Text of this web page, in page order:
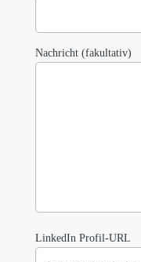
Nachricht (fakultativ)
LinkedIn Profil-URL